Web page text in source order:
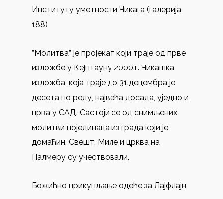
Институту уметности Чикага (галерија
188)
”Молитва” је пројекат који траје од прве
изложбе у Кејптауну 2000.г. Чикашка
изложба, која траје до 31.децембра је
десета по реду, највећа досада, уједно и
прва у САД. Састоји се од снимљених
молитви појединаца из града који је
домаћин. Свешт. Миле и црква на
Палмеру су учествовали.
Божићно прикупљање одеће за Лајфлајн